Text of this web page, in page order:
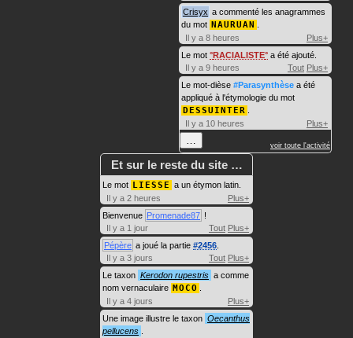
Crisyx a commenté les anagrammes
du mot NAURUAN
Il y a 8 heures
Plus+
Le mot RACIALISTE a été ajouté.
Il y a 9 heures
Tout Plus+
Le mot-dièse #Parasynthèse a été
appliqué à l'étymologie du mot
DESSUINTER
Il y a 10 heures
Plus+
… voir toute l'activité
Et sur le reste du site …
Le mot LIESSE a un étymon latin.
Il y a 2 heures
Plus+
Bienvenue Promenade87 !
Il y a 1 jour
Tout Plus+
Pépère a joué la partie #2456
Il y a 3 jours
Tout Plus+
Le taxon Kerodon rupestris a comme
nom vernaculaire MOCO
Il y a 4 jours
Plus+
Une image illustre le taxon Oecanthus
pellucens